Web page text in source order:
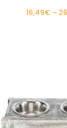
16,49€ –